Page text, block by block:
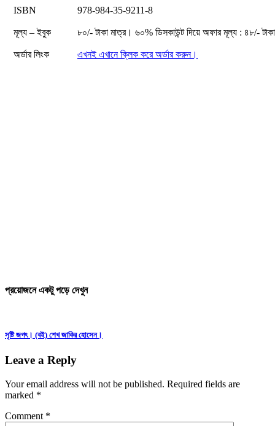
ISBN 978-984-35-9211-8
মূল্য – ইবুক ৮০/- টাকা মাত্র। ৬০% ডিসকাউন্ট দিয়ে অফার মূল্য : ৪৮/-
অর্ডার লিংক এখনই এখানে ক্লিক করে অর্ডার করুন।
প্রয়োজনে একটু পড়ে দেখুন
Post
navigation
সৃষ্টি জগৎ। (বই) শেখ জাকির হোসেন।
Leave a Reply
Your email address will not be published. Required fields are
marked *
Comment *